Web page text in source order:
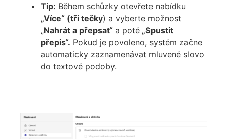
Tip: Během schůzky otevřete nabídku
„Více“ (tři tečky) a vyberte možnost
„Nahrát a přepsat“ a poté „Spustit
přepis“. Pokud je povoleno, systém začne
automaticky zaznamenávat mluvené slovo
do textové podoby.